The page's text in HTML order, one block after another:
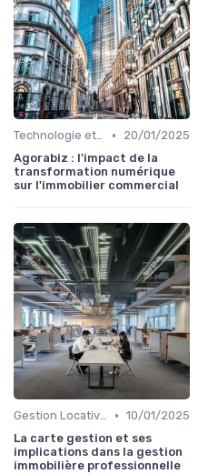
Technologie et Innovation en Gestion Immobilière •
20/01/2025
Agorabiz : l'impact de la
transformation numérique
sur l'immobilier commercial
Gestion Locative et Asset Management • 10/01/2025
La carte gestion et ses
implications dans la gestion
immobilière professionnelle